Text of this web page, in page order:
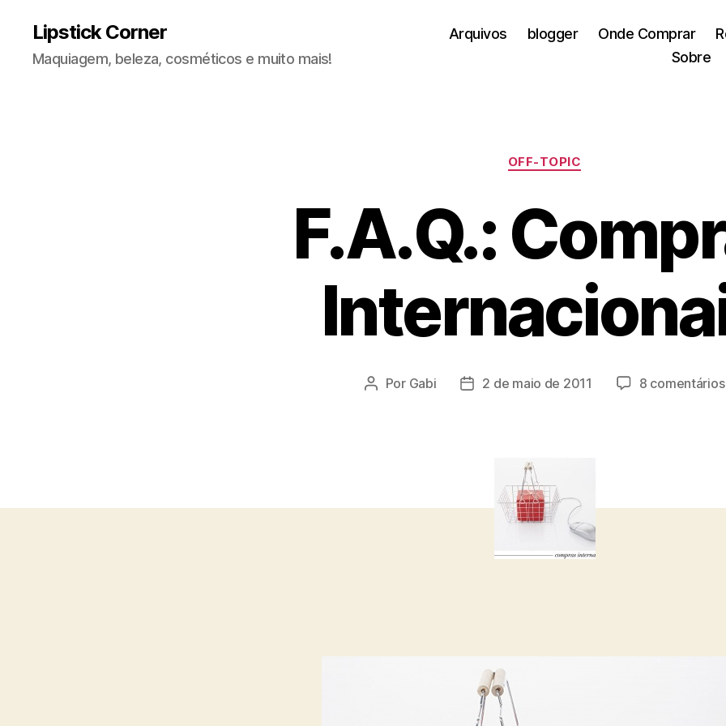
Lipstick Corner
Maquiagem, beleza, cosméticos e muito mais!
Arquivos blogger Onde Comprar
Sobre
Categorias
OFF-TOPIC
F.A.Q.:
Autor
Por Gabi
Data2 de maio de 2011 8 comentários